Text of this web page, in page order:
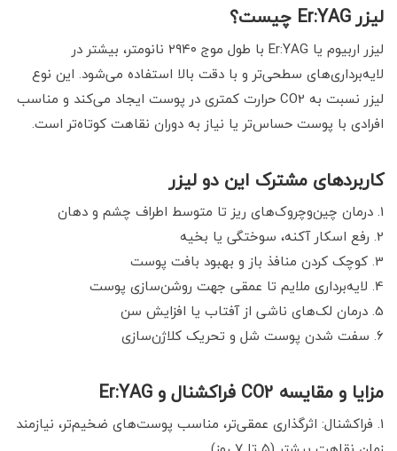
لیزر Er:YAG چیست؟
لیزر اربیوم یا Er:YAG با طول موج ۲۹۴۰ نانومتر، بیشتر در
لایه‌برداری‌های سطحی‌تر و با دقت بالا استفاده می‌شود. این نوع
لیزر نسبت به CO2 حرارت کمتری در پوست ایجاد می‌کند و مناسب
افرادی با پوست حساس‌تر یا نیاز به دوران نقاهت کوتاه‌تر است.
کاربردهای مشترک این دو لیزر
درمان چین‌وچروک‌های ریز تا متوسط اطراف چشم و دهان
رفع اسکار آکنه، سوختگی یا بخیه
کوچک کردن منافذ باز و بهبود بافت پوست
لایه‌برداری ملایم تا عمقی جهت روشن‌سازی پوست
درمان لک‌های ناشی از آفتاب یا افزایش سن
سفت شدن پوست شل و تحریک کلاژن‌سازی
مزایا و مقایسه CO2 فراکشنال و Er:YAG
فراکشنال: اثرگذاری عمقی‌تر، مناسب پوست‌های ضخیم‌تر، نیازمند